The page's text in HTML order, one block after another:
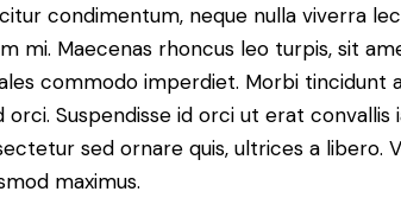
condimentum, neque nulla viverra
mi. Maecenas rhoncus leo turpis, sit
commodo imperdiet. Morbi tincidunt
Suspendisse id orci ut erat convallis
sed ornare quis, ultrices a libero.
maximus.